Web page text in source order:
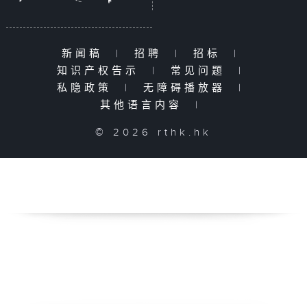
新闻稿 | 招聘 | 招标
|
知识产权告示
| 常见问题
|
私隐政策
| 无障碍播放器
|
其他语言内容
|
© 2026 rthk.hk